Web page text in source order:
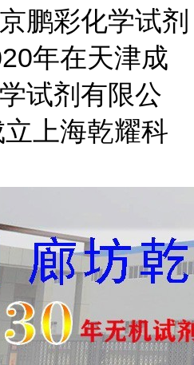
鹏彩化学试剂
年在天津成
试剂有限公
上海乾耀科